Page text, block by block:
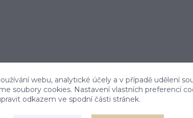
webu, analytické účely a v případě udělení
soubory cookies. Nastavení vlastních preferencí
odkazem ve spodní části stránek.